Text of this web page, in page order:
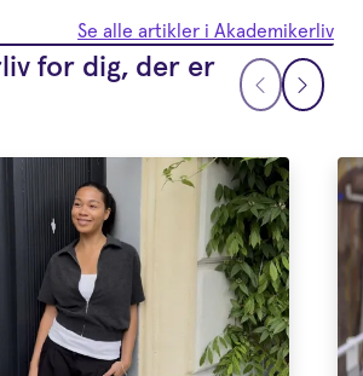
Se alle artikler i Akademikerliv
for dig, der er